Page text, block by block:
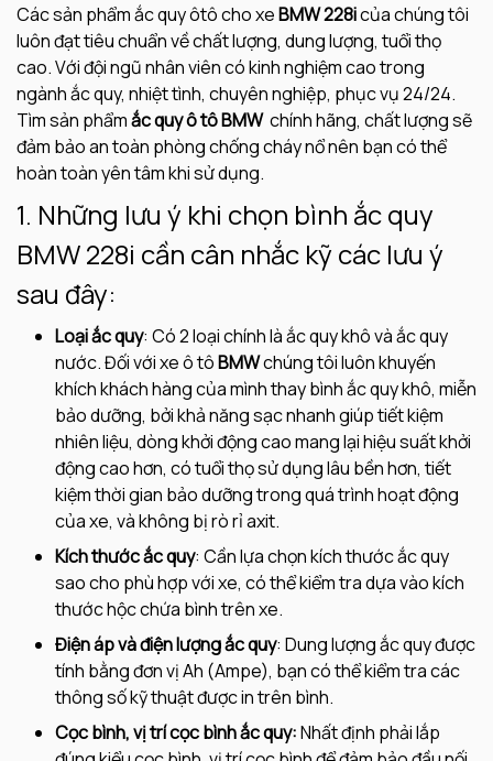
Các sản phẩm ắc quy ôtô cho xeBMW 228icủa chúng tôi
luôn đạt tiêu chuẩn về chất lượng, dung lượng, tuổi thọ
cao. Với đội ngũ nhân viên có kinh nghiệm cao trong
ngành ắc quy, nhiệt tình, chuyên nghiệp, phục vụ 24/24.
Tìm sản phẩmắc quy ô tô BMW chính hãng, chất lượng sẽ
đảm bảo an toàn phòng chống cháy nổ nên bạn có thể
hoàn toàn yên tâm khi sử dụng.
1. Những lưu ý khi chọn bình ắc quy
BMW 228i cần cân nhắc kỹ các lưu ý
sau đây:
Loại ắc quy: Có 2 loại chính là ắc quy khô và ắc quy
nước. Đối với xe ô tôBMWchúng tôi luôn khuyến
khích khách hàng của mình thay bình ắc quy khô, miễn
bảo dưỡng, bởi khả năng sạc nhanh giúp tiết kiệm
nhiên liệu, dòng khởi động cao mang lại hiệu suất khởi
động cao hơn, có tuổi thọ sử dụng lâu bền hơn, tiết
kiệm thời gian bảo dưỡng trong quá trình hoạt động
của xe, và không bị rò rỉ axit.
Kích thước ắc quy: Cần lựa chọn kích thước ắc quy
sao cho phù hợp với xe, có thể kiểm tra dựa vào kích
thước hộc chứa bình trên xe.
Điện áp và điện lượng ắc quy: Dung lượng ắc quy được
tính bằng đơn vị Ah (Ampe), bạn có thể kiểm tra các
thông số kỹ thuật được in trên bình.
Cọc bình, vị trí cọc bình ắc quy:Nhất định phải lắp